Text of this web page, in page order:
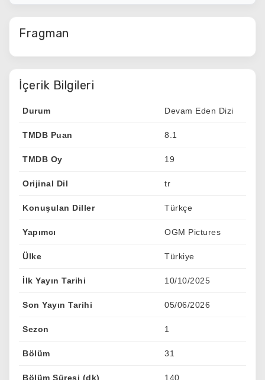
Fragman
İçerik Bilgileri
Durum Devam Eden Dizi
TMDB Puan 8.1
TMDB Oy 19
Orijinal Dil tr
Konuşulan Diller Türkçe
Yapımcı OGM Pictures
Ülke Türkiye
İlk Yayın Tarihi 10/10/2025
Son Yayın Tarihi 05/06/2026
Sezon 1
Bölüm 31
Bölüm Süresi (dk) 140